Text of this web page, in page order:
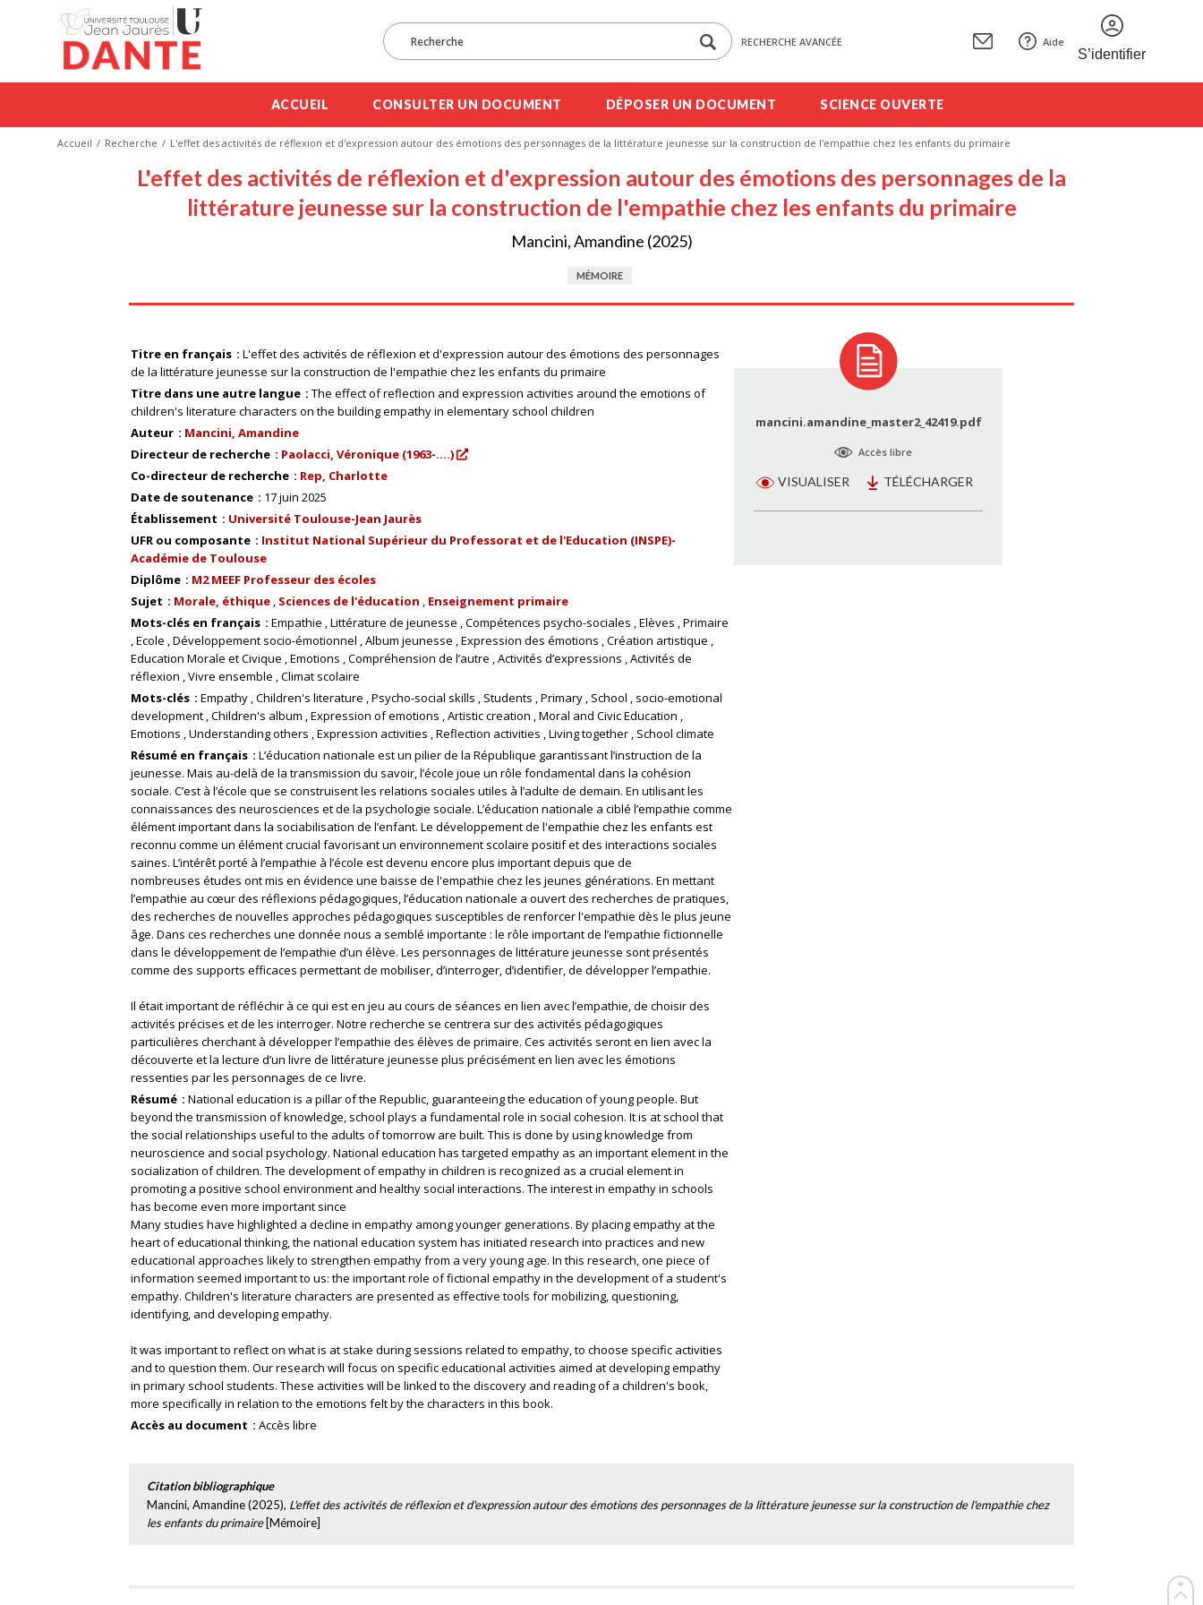
RECHERCHE AVANCÉE Aide
S’identifier
ACCUEIL CONSULTER UN DOCUMENT DÉPOSER UN DOCUMENT SCIENCE OUVERTE
Accueil Recherche L'effet des activités de réflexion et d'expression autour des émotions des personnages de la littérature jeunesse sur la construction de l'empathie chez les enfants du primaire
L'effet des activités de réflexion et d'expression autour des émotions des personnages de la
littérature jeunesse sur la construction de l'empathie chez les enfants du primaire
Mancini, Amandine (2025)
MÉMOIRE
Titre en français
L'effet des activités de réflexion et d'expression autour des émotions des personnages
de la littérature jeunesse sur la construction de l'empathie chez les enfants du primaire
Titre dans une autre langue
The effect of reflection and expression activities around the emotions of
children's literature characters on the building empathy in elementary school children
Auteur
Mancini, Amandine
Directeur de recherche
Paolacci, Véronique (1963-....)
Co-directeur de recherche
Rep, Charlotte
Date de soutenance
17 juin 2025
Établissement
Université Toulouse-Jean Jaurès
UFR ou composante
Institut National Supérieur du Professorat et de l'Education (INSPE)-
Académie de Toulouse
Diplôme
M2 MEEF Professeur des écoles
Sujet
Morale, éthique Sciences de l'éducation
Enseignement primaire
Mots-clés en français
Empathie Littérature de jeunesse Compétences psycho-sociales Elèves Primaire
Ecole Développement socio-émotionnel Album jeunesse Expression des émotions Création artistique
Education Morale et Civique Emotions Compréhension de l’autre Activités d’expressions Activités de
réflexion Vivre ensemble Climat scolaire
Mots-clés
Empathy Children's literature Psycho-social skills Students Primary School
socio-emotional
development Children's album Expression of emotions Artistic creation Moral and Civic Education
Emotions Understanding others Expression activities Reflection activities Living together School climate
Résumé en français
L’éducation nationale est un pilier de la République garantissant l’instruction de la
jeunesse. Mais au-delà de la transmission du savoir, l’école joue un rôle fondamental dans la cohésion
sociale. C’est à l’école que se construisent les relations sociales utiles à l’adulte de demain. En utilisant les
connaissances des neurosciences et de la psychologie sociale. L’éducation nationale a ciblé l’empathie comme
élément important dans la sociabilisation de l’enfant. Le développement de l'empathie chez les enfants est
reconnu comme un élément crucial favorisant un environnement scolaire positif et des interactions sociales
saines. L’intérêt porté à l’empathie à l’école est devenu encore plus important depuis que de
nombreuses études ont mis en évidence une baisse de l'empathie chez les jeunes générations. En mettant
l’empathie au cœur des réflexions pédagogiques, l’éducation nationale a ouvert des recherches de pratiques,
des recherches de nouvelles approches pédagogiques susceptibles de renforcer l'empathie dès le plus jeune
âge. Dans ces recherches une donnée nous a semblé importante : le rôle important de l’empathie fictionnelle
dans le développement de l’empathie d’un élève. Les personnages de littérature jeunesse sont présentés
comme des supports efficaces permettant de mobiliser, d’interroger, d’identifier, de développer l’empathie.
Il était important de réfléchir à ce qui est en jeu au cours de séances en lien avec l’empathie, de choisir des
activités précises et de les interroger. Notre recherche se centrera sur des activités pédagogiques
particulières cherchant à développer l’empathie des élèves de primaire. Ces activités seront en lien avec la
découverte et la lecture d’un livre de littérature jeunesse plus précisément en lien avec les émotions
ressenties par les personnages de ce livre.
Résumé
National education is a pillar of the Republic, guaranteeing the education of young people. But
beyond the transmission of knowledge, school plays a fundamental role in social cohesion. It is at school that
the social relationships useful to the adults of tomorrow are built. This is done by using knowledge from
neuroscience and social psychology. National education has targeted empathy as an important element in the
socialization of children. The development of empathy in children is recognized as a crucial element in
promoting a positive school environment and healthy social interactions. The interest in empathy in schools
has become even more important since
Many studies have highlighted a decline in empathy among younger generations. By placing empathy at the
heart of educational thinking, the national education system has initiated research into practices and new
educational approaches likely to strengthen empathy from a very young age. In this research, one piece of
information seemed important to us: the important role of fictional empathy in the development of a student's
empathy. Children's literature characters are presented as effective tools for mobilizing, questioning,
identifying, and developing empathy.
It was important to reflect on what is at stake during sessions related to empathy, to choose specific activities
and to question them. Our research will focus on specific educational activities aimed at developing empathy
in primary school students. These activities will be linked to the discovery and reading of a children's book,
more specifically in relation to the emotions felt by the characters in this book.
Accès au document
Accès libre
mancini.amandine_master2_42419.pdf
Accès libre
VISUALISER TÉLÉCHARGER
Citation bibliographique
Mancini, Amandine(2025), L'effet des activités de réflexion et d'expression autour des émotions des personnages de la littérature jeunesse sur la construction de l'empathie chez
les enfants du primaire[Mémoire]